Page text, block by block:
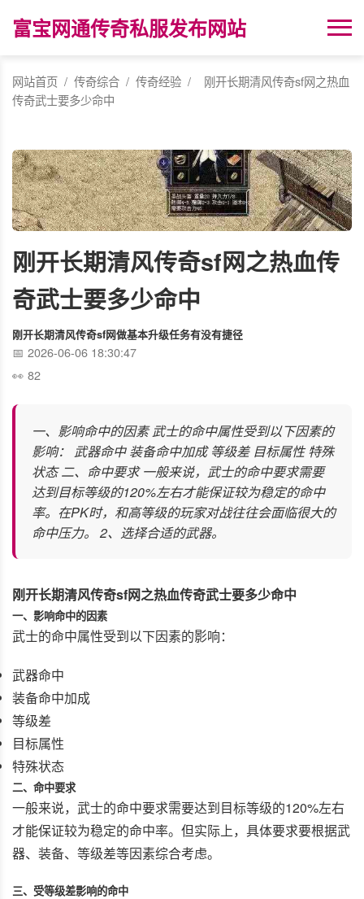
富宝网通传奇私服发布网站
网站首页 / 传奇综合 / 传奇经验 /
刚开长期清风传奇sf网之热血
传奇武士要多少命中
刚开长期清风传奇sf网之热血传
奇武士要多少命中
刚开长期清风传奇sf网做基本升级任务有没有捷径
2026-06-06 18:30:47
82
一、影响命中的因素 武士的命中属性受到以下因素的
影响： 武器命中 装备命中加成 等级差 目标属性 特殊
状态 二、命中要求 一般来说，武士的命中要求需要
达到目标等级的120%左右才能保证较为稳定的命中
率。在PK时，和高等级的玩家对战往往会面临很大的
命中压力。 2、选择合适的武器。
刚开长期清风传奇sf网之热血传奇武士要多少命中
一、影响命中的因素
武士的命中属性受到以下因素的影响：
武器命中
装备命中加成
等级差
目标属性
特殊状态
二、命中要求
一般来说，武士的命中要求需要达到目标等级的120%左右
才能保证较为稳定的命中率。但实际上，具体要求要根据武
器、装备、等级差等因素综合考虑。
三、受等级差影响的命中